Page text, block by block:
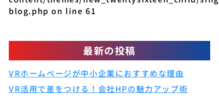
blog.php on line61
最新の投稿
VRホームページが中小企業におすすめな理由
VR活用で差をつける！会社HPの魅力アップ術